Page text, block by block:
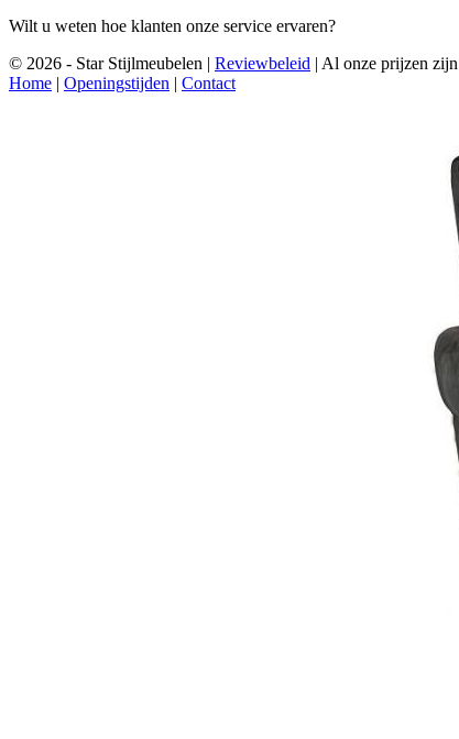
Wilt u weten hoe klanten onze service ervaren?
© 2026 - Star Stijlmeubelen | Reviewbeleid | Al onze prijzen
Home | Openingstijden | Contact